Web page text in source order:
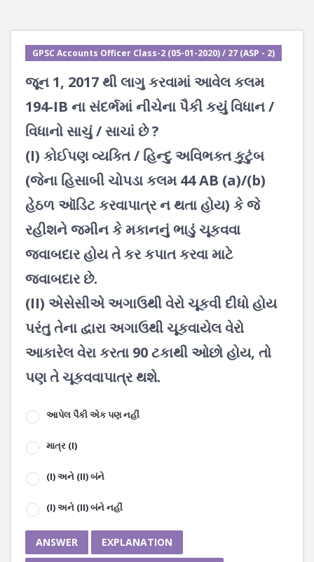
GPSC Accounts Officer Class-2 (05-01-2020) / 27 (ASP - 2)
જૂન 1, 2017 થી લાગુ કરવામાં આવેલ કલમ
194-IB ના સંદર્ભમાં નીચેના પૈકી કયું વિધાન /
વિધાનો સાચું / સાચાં છે ?
(I) કોઈપણ વ્યક્તિ / હિન્દુ અવિભક્ત કુટુંબ
(જેના હિસાબી ચોપડા કલમ 44 AB (a)/(b)
હેઠળ ઑડિટ કરવાપાત્ર ન થતા હોય) કે જે
રહીશને જમીન કે મકાનનું ભાડું ચૂકવવા
જવાબદાર હોય તે કર કપાત કરવા માટે
જવાબદાર છે.
(II) એસેસીએ અગાઉથી વેરો ચૂકવી દીધો હોય
પરંતુ તેના દ્વારા અગાઉથી ચૂકવાયેલ વેરો
આકારેલ વેરા કરતા 90 ટકાથી ઓછો હોય, તો
પણ તે ચૂકવવાપાત્ર થશે.
આપેલ પૈકી એક પણ નહીં
માત્ર (I)
(I) અને (II) બંને
(I) અને (II) બંને નહીં
ANSWER EXPLANATION